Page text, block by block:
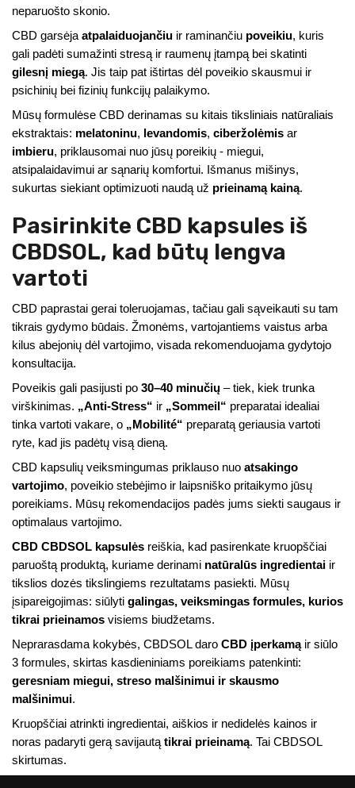
neparuošto skonio.
CBD garsėja atpalaiduojančiu ir raminančiu poveikiu, kuris
gali padėti sumažinti stresą ir raumenų įtampą bei skatinti
gilesnį miegą. Jis taip pat ištirtas dėl poveikio skausmui ir
psichinių bei fizinių funkcijų palaikymo.
Mūsų formulėse CBD derinamas su kitais tiksliniais natūraliais
ekstraktais: melatoninu, levandomis, ciberžolėmis ar
imbieru, priklausomai nuo jūsų poreikių - miegui,
atsipalaidavimui ar sąnarių komfortui. Išmanus mišinys,
sukurtas siekiant optimizuoti naudą už prieinamą kainą.
Pasirinkite CBD kapsules iš
CBDSOL, kad būtų lengva
vartoti
CBD paprastai gerai toleruojamas, tačiau gali sąveikauti su tam
tikrais gydymo būdais. Žmonėms, vartojantiems vaistus arba
kilus abejonių dėl vartojimo, visada rekomenduojama gydytojo
konsultacija.
Poveikis gali pasijusti po 30–40 minučių – tiek, kiek trunka
virškinimas. „Anti-Stress“ ir „Sommeil“ preparatai idealiai
tinka vartoti vakare, o „Mobilité“ preparatą geriausia vartoti
ryte, kad jis padėtų visą dieną.
CBD kapsulių veiksmingumas priklauso nuo atsakingo
vartojimo, poveikio stebėjimo ir laipsniško pritaikymo jūsų
poreikiams. Mūsų rekomendacijos padės jums siekti saugaus ir
optimalaus vartojimo.
CBD CBDSOL kapsulės reiškia, kad pasirenkate kruopščiai
paruoštą produktą, kuriame derinami natūralūs ingredientai ir
tikslios dozės tikslingiems rezultatams pasiekti. Mūsų
įsipareigojimas: siūlyti galingas, veiksmingas formules, kurios
tikrai prieinamos visiems biudžetams.
Neprarasdama kokybės, CBDSOL daro CBD įperkamąir siūlo
3 formules, skirtas kasdieniniams poreikiams patenkinti:
geresniam miegui, streso malšinimui ir skausmo
malšinimui.
Kruopščiai atrinkti ingredientai, aiškios ir nedidelės kainos ir
noras padaryti gerą savijautą tikrai prieinamą. Tai CBDSOL
skirtumas.